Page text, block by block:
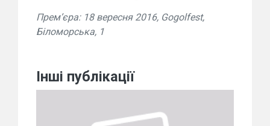
Прем’єра: 18 вересня 2016, Gogolfest,
Біломорська, 1
Інші публікації